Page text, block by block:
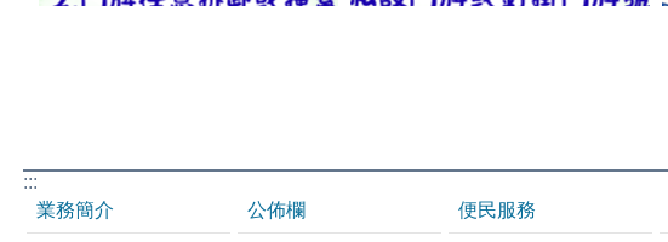
:::
業務簡介
公佈欄 便民服務